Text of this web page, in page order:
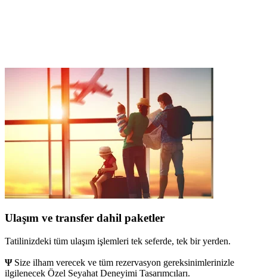
Ulaşım ve transfer dahil paketler
Tatilinizdeki tüm ulaşım işlemleri tek seferde, tek bir yerden.
ΨSize ilham verecek ve tüm rezervasyon gereksinimlerinizle
ilgilenecek Özel Seyahat Deneyimi Tasarımcıları.